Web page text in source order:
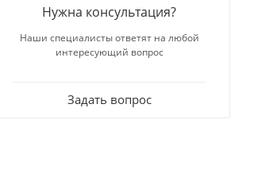
Нужна консультация?
Наши специалисты ответят на любой
интересующий вопрос
Задать вопрос